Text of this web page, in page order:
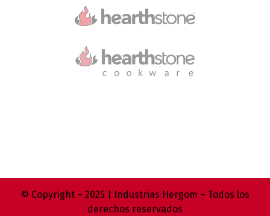
© Copyright – 2025 | Industrias Hergom – Todos los
derechos reservados